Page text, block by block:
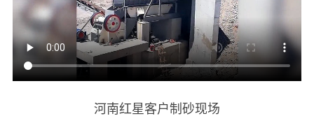
河南红星客户制砂现场